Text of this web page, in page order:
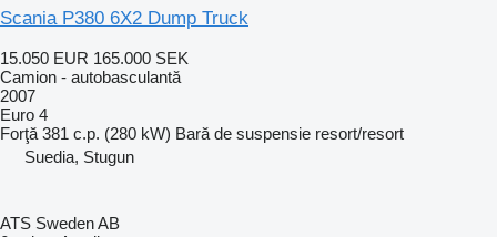
Scania P380 6X2 Dump Truck
15.050 EUR 165.000 SEK
Camion - autobasculantă
2007
Euro 4
Forţă 381 c.p. (280 kW) Bară de suspensie resort/resort
Suedia, Stugun
ATS Sweden AB